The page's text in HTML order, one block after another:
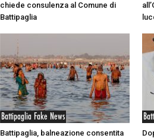
chiede consulenza al Comune di
Battipaglia
Battipaglia Fake News
Battipaglia, balneazione consentita